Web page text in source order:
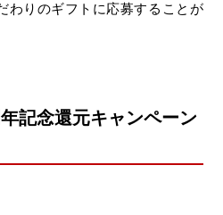
わりのギフトに応募することが
記念還元キャンペーン